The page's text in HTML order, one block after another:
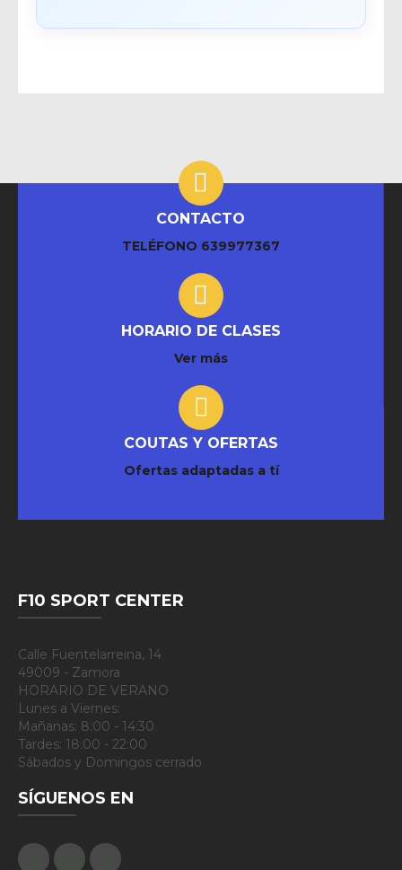
CONTACTO
TELÉFONO 639977367
HORARIO DE CLASES
Ver más
COUTAS Y OFERTAS
Ofertas adaptadas a tí
F10 SPORT CENTER
Calle Fuentelarreina, 14
49009 - Zamora
HORARIO DE VERANO
Lunes a Viernes:
Mañanas: 8:00 - 14:30
Tardes: 18:00 - 22:00
Sábados y Domingos cerrado
SÍGUENOS EN
FacebookGoogle Plus